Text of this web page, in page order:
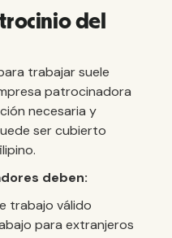
del
trabajar suele
patrocinadora
necesaria y
ser cubierto
deben:
trabajo válido
para extranjeros